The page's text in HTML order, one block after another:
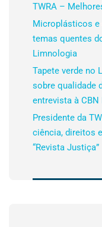
TWRA –
Microplásticos e
temas quentes
Limnologia
Tapete verde no
sobre qualidade
entrevista à CBN
Presidente da
ciência, direitos
“Revista Justiça”